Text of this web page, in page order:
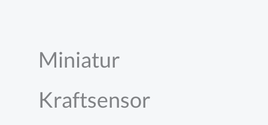
Miniatur
Kraftsensor